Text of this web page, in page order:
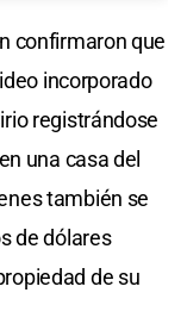
confirmaron que
incorporado
registrándose
una casa del
también se
de dólares
de su